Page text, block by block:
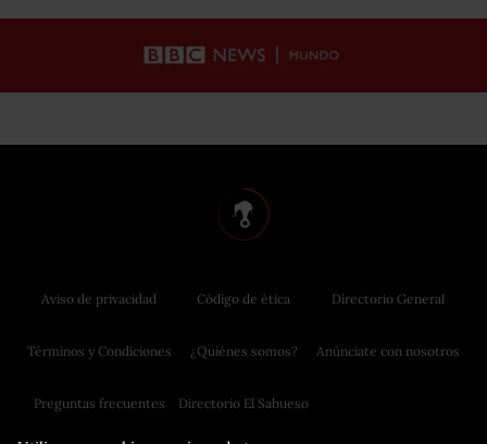
Aviso de privacidad
Términos y Condiciones
Preguntas frecuentes
Código de ética
¿Quiénes somos?
Directorio El Sabueso
Directorio General
Anúnciate con nosotros